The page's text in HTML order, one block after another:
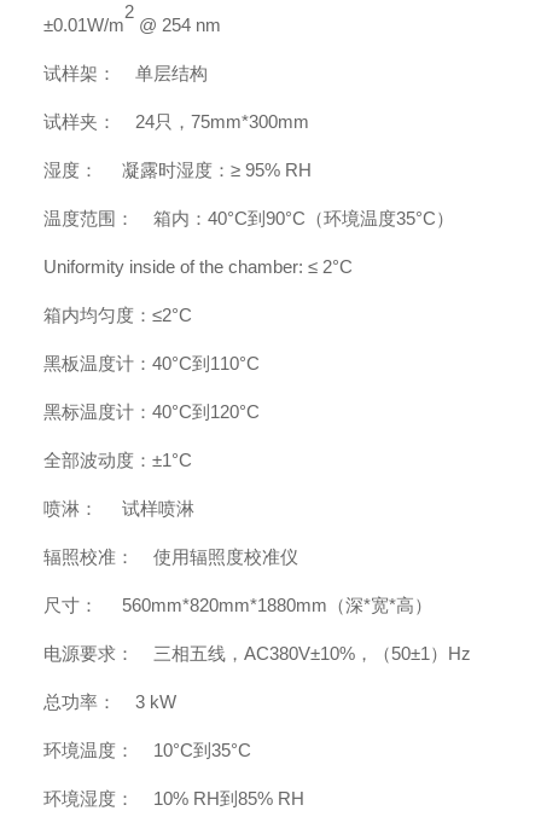
±0.01W/m
2
@ 254 nm
试样架： 单层结构
试样夹： 24只， 75mm*300mm
湿度： 凝露时湿度： ≥ 95% RH
温度范围： 箱内： 40°C到 90°C （环境温度35°C）
Uniformity inside of the chamber: ≤ 2°C
箱内均匀度： ≤2°C
黑板温度计： 40°C到 110°C
黑标温度计： 40°C到 120°C
全部波动度： ±1°C
喷淋： 试样喷淋
辐照校准： 使用辐照度校准仪
尺寸： 560mm*820mm*1880mm （深*宽*高）
电源要求： 三相五线， AC380V±10% ，（50±1 ） Hz
总功率： 3 kW
环境温度： 10°C到 35°C
环境湿度： 10% RH到 85% RH